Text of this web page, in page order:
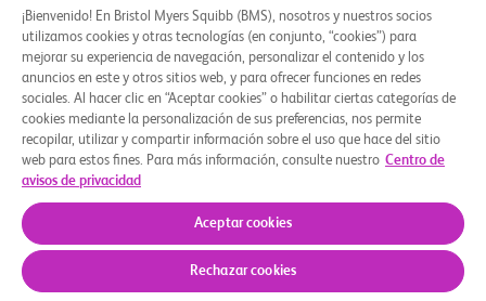
Verifique su elegibilidad
Descripción general
El objetivo de este estudio es evaluar la biodisponibilidad
relativa de la cápsula abierta de 5 mg de mavacamtén
Aviso legal Política de privacidad
¡Bienvenido! En Bristol Myers Squibb (BMS), nosotros y nuestros socios
utilizamos cookies y otras tecnologías (en conjunto, “cookies”) para
mejorar su experiencia de navegación, personalizar el contenido y los
anuncios en este y otros sitios web, y para ofrecer funciones en redes
sociales. Al hacer clic en “Aceptar cookies” o habilitar ciertas categorías de
cookies mediante la personalización de sus preferencias, nos permite
recopilar, utilizar y compartir información sobre el uso que hace del sitio
web para estos fines. Para más información, consulte nuestro Centro de
avisos de privacidad
Aceptar cookies
Rechazar cookies